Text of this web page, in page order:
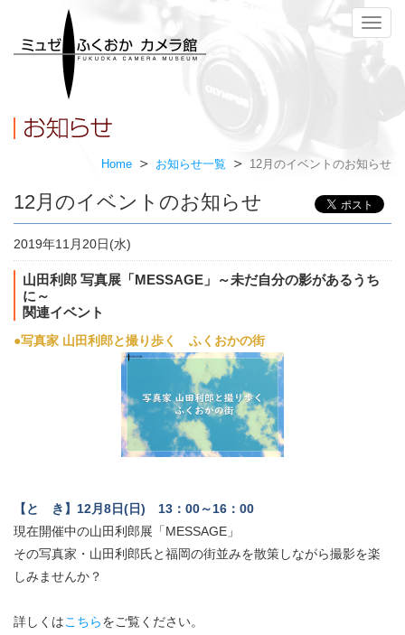
メ
ニ
Home お知らせ一覧 12月のイベントのお知らせ
12月のイベントのお知らせ
2019年11月20日(水)
山田利郎 写真展「MESSAGE」～未だ自分の影があるうち
に～
関連イベント
●写真家 山田利郎と撮り歩く ふくおかの街
【と き】12月8日(日) 13：00～16：00
現在開催中の山田利郎展「MESSAGE」
その写真家・山田利郎氏と福岡の街並みを散策しながら撮影を楽
しみませんか？
詳しくはこちらをご覧ください。